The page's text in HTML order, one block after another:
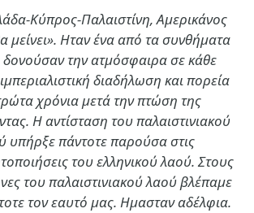
Κύπρος-Παλαιστίνη, Αμερικάνος
μείνει». Ηταν ένα από τα συνθήματα
την ατμόσφαιρα σε κάθε
διαδήλωση και πορεία
χρόνια μετά την πτώση της
Η αντίσταση του παλαιστινιακού
υπήρξε πάντοτε παρούσα στις
του ελληνικού λαού. Στους
του παλαιστινιακού λαού βλέπαμε
τον εαυτό μας. Ημασταν αδέλφια.